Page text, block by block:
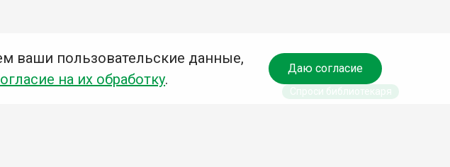
ваши пользовательские данные,
на их обработку.
Даю согласие
Спроси библиотекаря